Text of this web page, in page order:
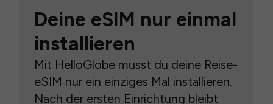
Deine eSIM nur einmal
installieren
Mit HelloGlobe musst du deine Reise-
eSIM nur ein einziges Mal installieren.
Nach der ersten Einrichtung bleibt